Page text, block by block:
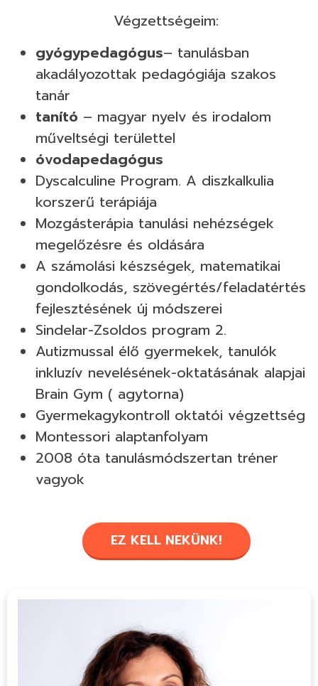
Végzettségeim:
gyógypedagógus– tanulásban
akadályozottak pedagógiája szakos
tanár
tanító – magyar nyelv és irodalom
műveltségi területtel
óvodapedagógus
Dyscalculine Program. A diszkalkulia
korszerű terápiája
Mozgásterápia tanulási nehézségek
megelőzésre és oldására
A számolási készségek, matematikai
gondolkodás, szövegértés/feladatértés
fejlesztésének új módszerei
Sindelar-Zsoldos program 2.
Autizmussal élő gyermekek, tanulók
inkluzív nevelésének-oktatásának alapjai
Brain Gym ( agytorna)
Gyermekagykontroll oktatói végzettség
Montessori alaptanfolyam
2008 óta tanulásmódszertan tréner
vagyok
EZ KELL NEKÜNK!